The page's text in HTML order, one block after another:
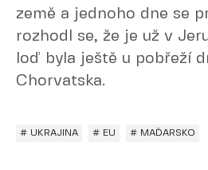
země a jednoho dne se
rozhodl se, že je už v
loď byla ještě u pobřeží
Chorvatska.
# UKRAJINA # EU # MAĎARSKO